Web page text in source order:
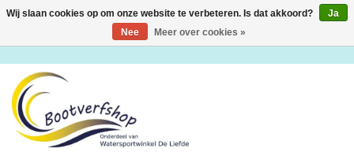
Toggle
Wij slaan cookies op om onze website te verbeteren. Is dat akkoord?
Ja
Nee
Meer over cookies »